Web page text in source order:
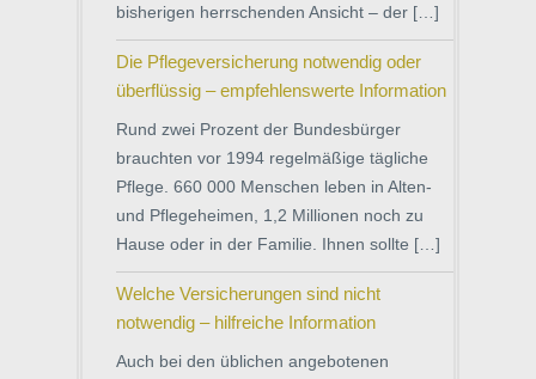
bisherigen herrschenden Ansicht – der […]
Die Pflegeversicherung notwendig oder
überflüssig – empfehlenswerte Information
Rund zwei Prozent der Bundesbürger
brauchten vor 1994 regelmäßige tägliche
Pflege. 660 000 Menschen leben in Alten-
und Pflegeheimen, 1,2 Millionen noch zu
Hause oder in der Familie. Ihnen sollte […]
Welche Versicherungen sind nicht
notwendig – hilfreiche Information
Auch bei den üblichen angebotenen